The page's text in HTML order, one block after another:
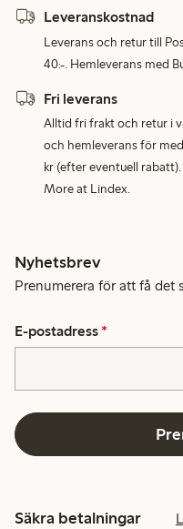
Leveranskostnad
Leverans och retur till
40:-. Hemleverans med
Fri leverans
Alltid fri frakt och retur i
och hemleverans för
kr (efter eventuell
More at Lindex.
Nyhetsbrev
Prenumerera för att få det
E-postadress *
Säkra betalningar